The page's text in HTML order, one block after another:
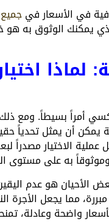
في الأسعار في
يمكنك الوثوق به
لماذا
أمراً بسيطاً. ومع
يمكن أن يمثل تحدياً
الاختيار مصدراً
به على مستوى
الأحيان هو عدم
مما يجعل الأجرة
واضحة وعادلة،